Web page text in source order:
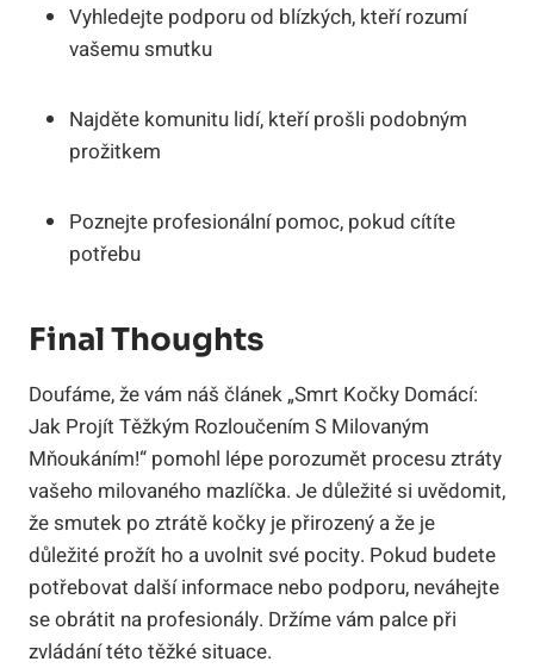
Vyhledejte podporu od blízkých, kteří rozumí
vašemu smutku
Najděte komunitu lidí, kteří prošli podobným
prožitkem
Poznejte profesionální pomoc, pokud cítíte
potřebu
Final Thoughts
Doufáme, že vám náš článek „Smrt Kočky Domácí:
Jak Projít Těžkým Rozloučením S Milovaným
Mňoukáním!“ pomohl lépe porozumět procesu ztráty
vašeho milovaného mazlíčka. Je důležité si uvědomit,
že smutek po ztrátě kočky je přirozený a že je
důležité prožít ho a uvolnit své pocity. Pokud budete
potřebovat další informace nebo podporu, neváhejte
se obrátit na profesionály. Držíme vám palce při
zvládání této těžké situace.